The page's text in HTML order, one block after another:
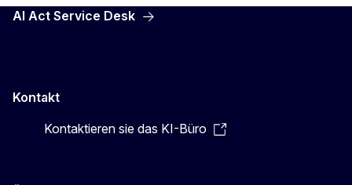
AI Act Service Desk
Kontakt
Kontaktieren sie das KI-Büro